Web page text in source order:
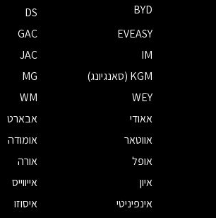
BYD
DS
EVEASY
GAC
IM
JAC
KGM (סאנגיונג)
MG
WEY
WM
אאודי
אבארט
אווטאר
אומודה
אופל
אורה
איון
אייווייס
אינפיניטי
איסוזו